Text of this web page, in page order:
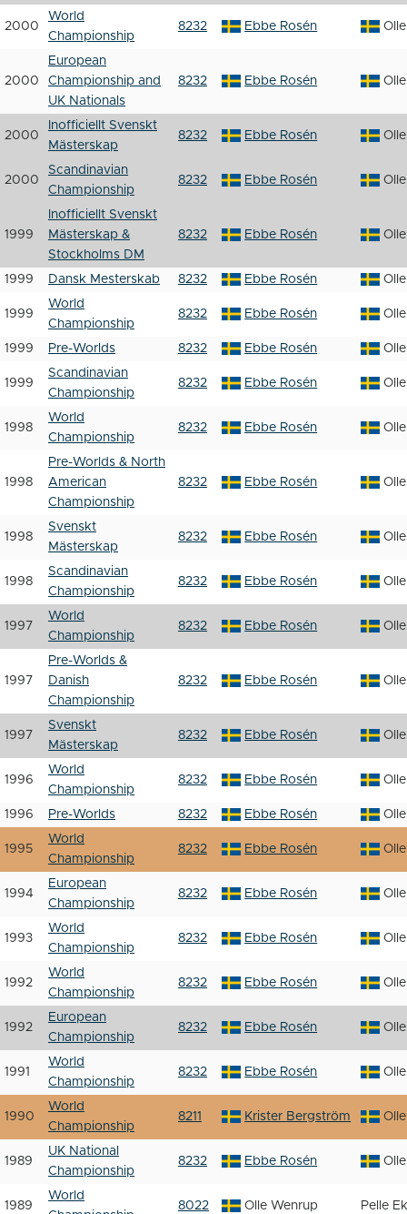
2000
World
Championship
8232 Ebbe Rosén
2000
European
Championship and
UK Nationals
8232 Ebbe Rosén
2000
Inofficiellt Svenskt
Mästerskap
8232 Ebbe Rosén
2000
Scandinavian
Championship
8232 Ebbe Rosén
1999
Inofficiellt Svenskt
Mästerskap &
Stockholms DM
8232 Ebbe Rosén
1999 Dansk Mesterskab 8232 Ebbe Rosén
1999
World
Championship
8232 Ebbe Rosén
1999 Pre-Worlds 8232 Ebbe Rosén
1999
Scandinavian
Championship
8232 Ebbe Rosén
1998
World
Championship
8232 Ebbe Rosén
1998
Pre-Worlds & North
American
Championship
8232 Ebbe Rosén
1998
Svenskt
Mästerskap
8232 Ebbe Rosén
1998
Scandinavian
Championship
8232 Ebbe Rosén
1997
World
Championship
8232 Ebbe Rosén
1997
Pre-Worlds &
Danish
Championship
8232 Ebbe Rosén
1997
Svenskt
Mästerskap
8232 Ebbe Rosén
1996
World
Championship
8232 Ebbe Rosén
1996 Pre-Worlds 8232 Ebbe Rosén
1995
World
Championship
8232 Ebbe Rosén
1994
European
Championship
8232 Ebbe Rosén
1993
World
Championship
8232 Ebbe Rosén
1992
World
Championship
8232 Ebbe Rosén
1992
European
Championship
8232 Ebbe Rosén
1991
World
Championship
8232 Ebbe Rosén
1990
World
Championship
8211 Krister Bergström
1989
UK National
Championship
8232 Ebbe Rosén
1989
World
8022 Olle Wenrup Pelle Ek